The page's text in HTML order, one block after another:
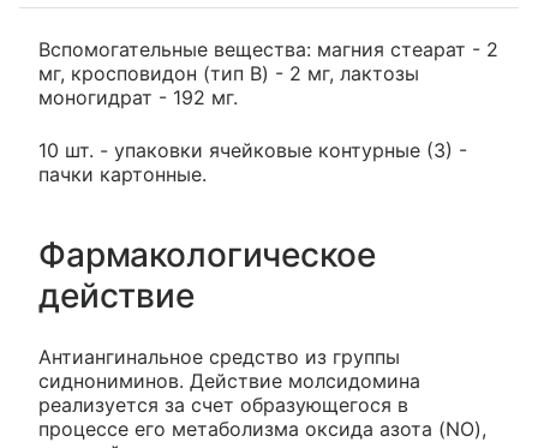
Вспомогательные вещества: магния стеарат - 2
мг, кросповидон (тип B) - 2 мг, лактозы
моногидрат - 192 мг.
10 шт. - упаковки ячейковые контурные (3) -
пачки картонные.
Фармакологическое
действие
Антиангинальное средство из группы
сиднониминов. Действие молсидомина
реализуется за счет образующегося в
процессе его метаболизма оксида азота (NO),